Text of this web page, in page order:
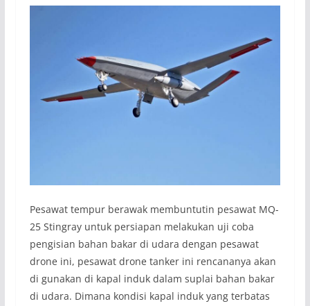
Pesawat tempur berawak membuntutin pesawat MQ-
25 Stingray untuk persiapan melakukan uji coba
pengisian bahan bakar di udara dengan pesawat
drone ini, pesawat drone tanker ini rencananya akan
di gunakan di kapal induk dalam suplai bahan bakar
di udara. Dimana kondisi kapal induk yang terbatas